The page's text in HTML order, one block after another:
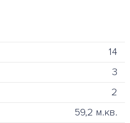
14
3
2
59,2 м.кв.